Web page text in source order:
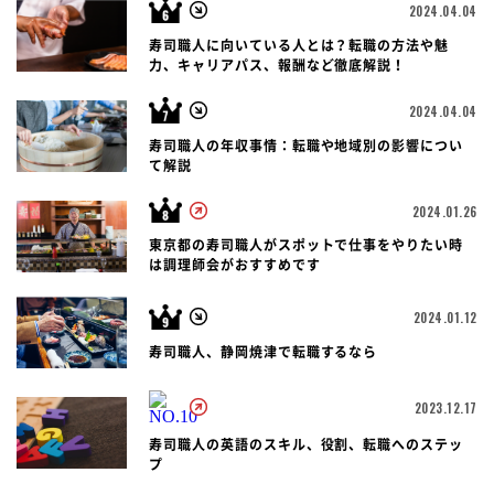
2024.04.04
寿司職人に向いている人とは？転職の方法や魅
力、キャリアパス、報酬など徹底解説！
2024.04.04
寿司職人の年収事情：転職や地域別の影響につい
て解説
2024.01.26
東京都の寿司職人がスポットで仕事をやりたい時
は調理師会がおすすめです
2024.01.12
寿司職人、静岡焼津で転職するなら
2023.12.17
寿司職人の英語のスキル、役割、転職へのステッ
プ